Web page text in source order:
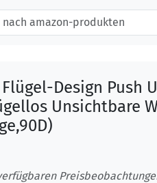
Design Push
Unsichtbare